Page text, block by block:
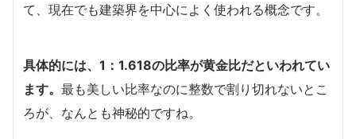
て、現在でも建築界を中心によく使われる概念です。
具体的には、1：1.618の比率が黄金比だといわれてい
ます。 最も美しい比率なのに整数で割り切れないとこ
ろが、なんとも神秘的ですね。